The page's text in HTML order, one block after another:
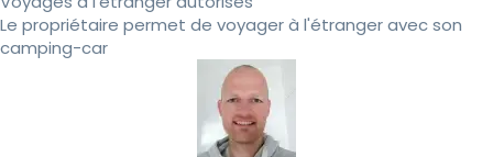
Le propriétaire permet de voyager à l'étranger avec son
camping-car